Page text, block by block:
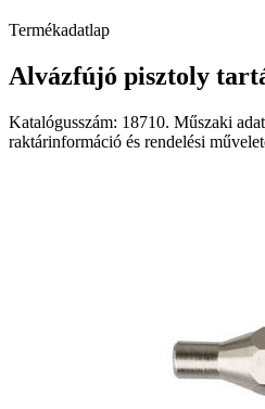
Termékadatlap
Alvázfújó pisztoly
Katalógusszám: 18710. Műszaki
raktárinformáció és rendelési